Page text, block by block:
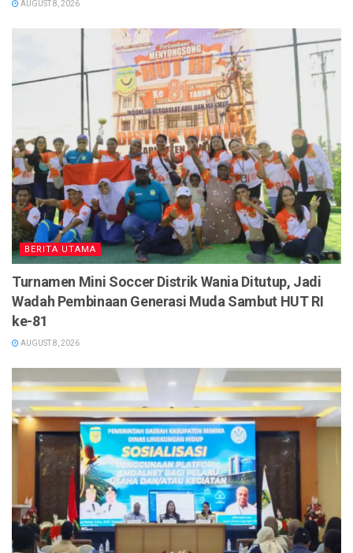
AUGUST 8, 2026
BERITA UTAMA
Turnamen Mini Soccer Distrik Wania Ditutup, Jadi
Wadah Pembinaan Generasi Muda Sambut HUT RI
ke-81
AUGUST 8, 2026